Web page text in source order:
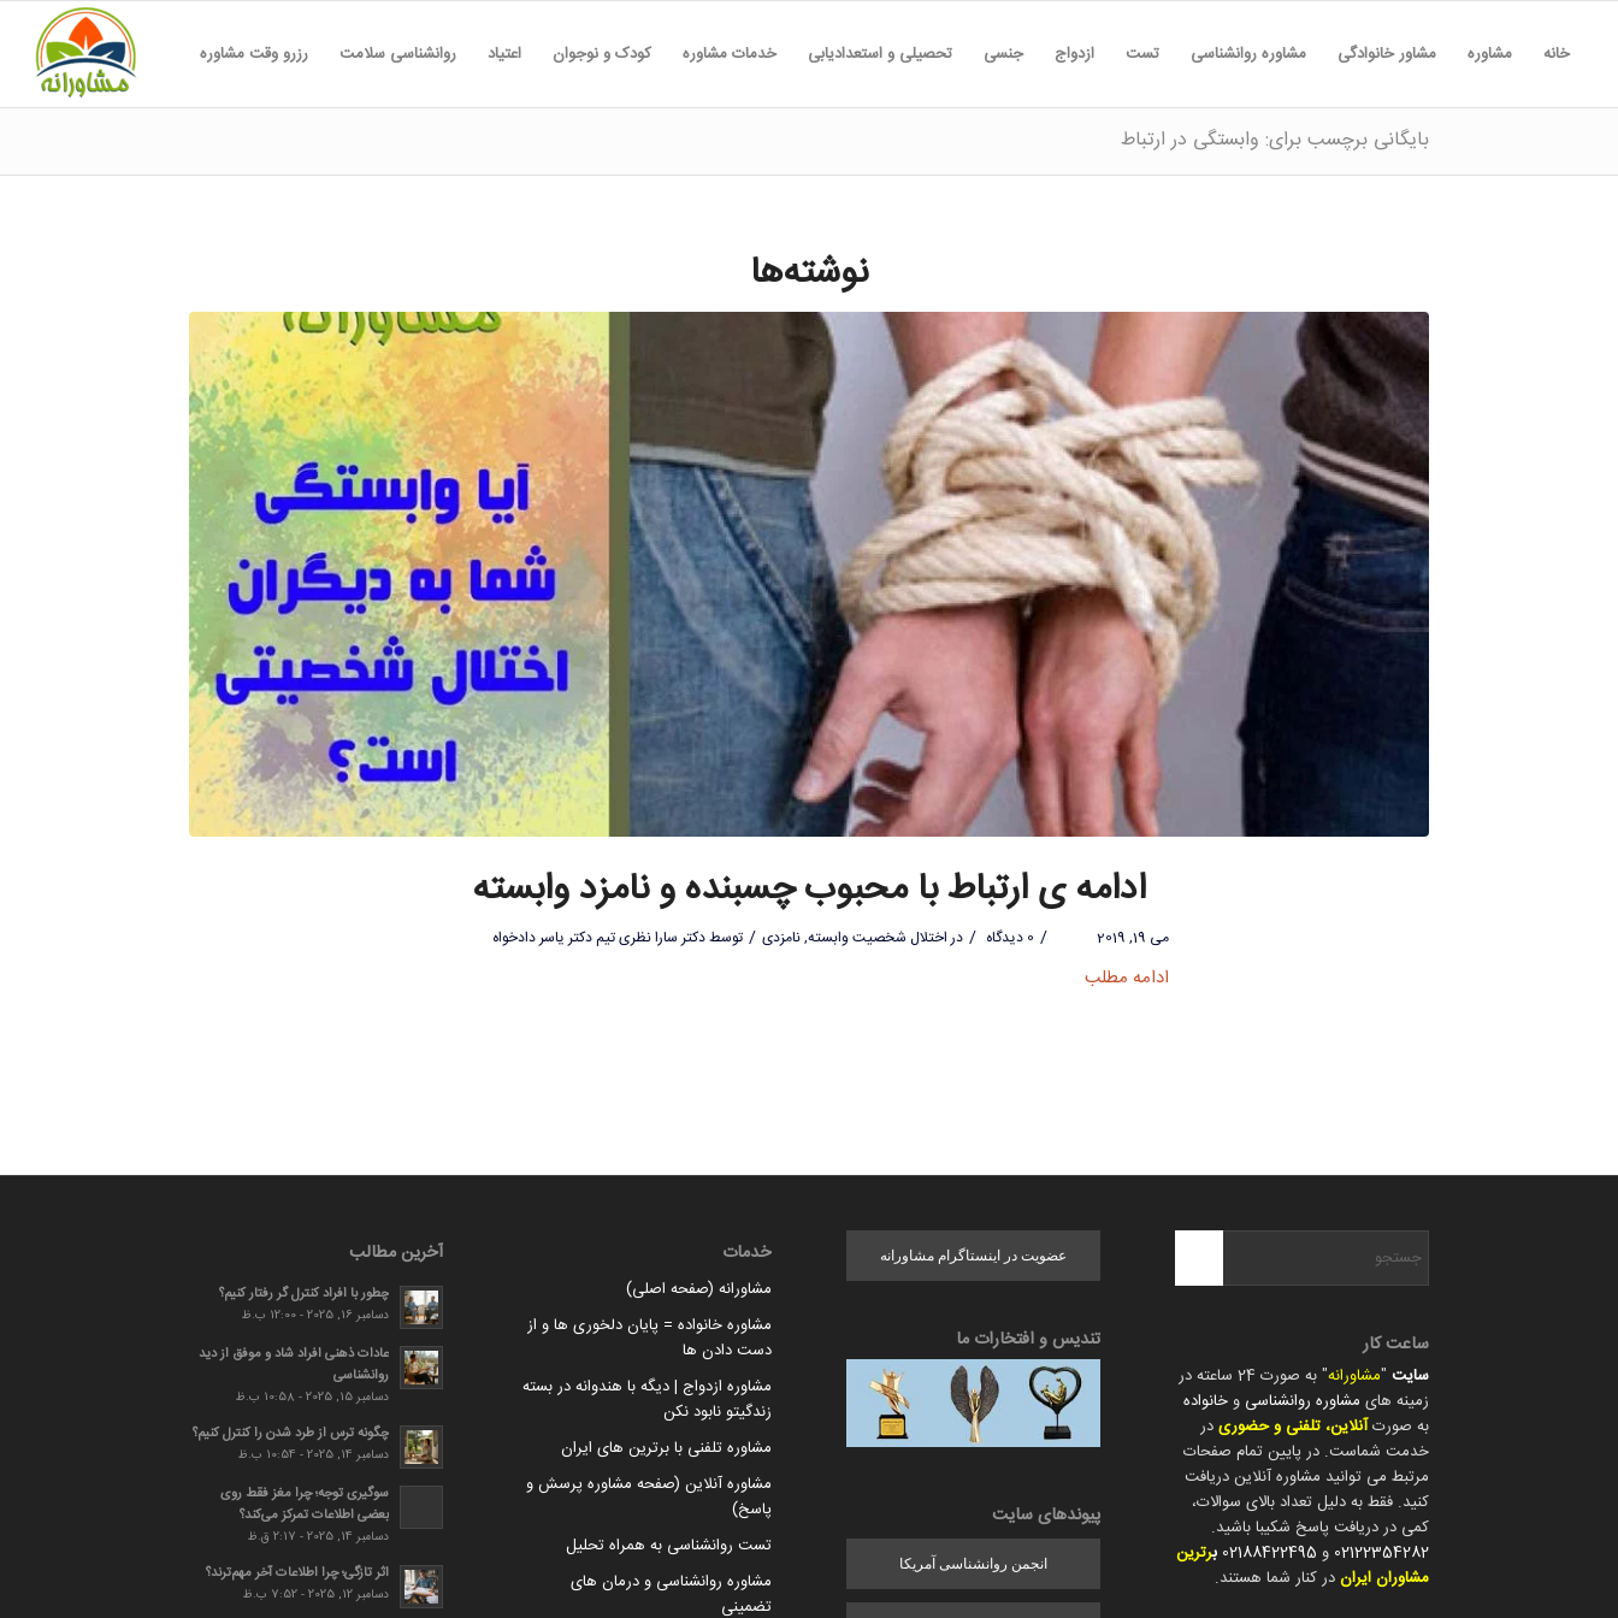
خانه مشاوره مشاور خانوادگی مشاوره روانشناسی تست ازدواج جنسی تحصیلی و استعدادیابی خدمات مشاوره کودک و نوجوان اعتیاد روانشناسی سلامت رزرو وقت مشاوره
بایگانی برچسب برای: وابستگی در ارتباط
نوشته‌ها
ادامه ی ارتباط با محبوب چسبنده و نامزد وابسته
می 19, 2019 / 0 دیدگاه / در اختلال شخصیت وابسته,نامزدی / توسطدکتر سارا نظری تیم دکتر یاسر دادخواه
ادامه مطلب
ساعت کار
سایت "مشاورانه
" به صورت 24 ساعته در
زمینه های مشاوره روانشناسی و خانواده
به صورتآنلاین، تلفنی و حضوریدر
خدمت شماست. در پایین تمام صفحات
مرتبط می توانید مشاوره آنلاین دریافت
کنید. فقط به دلیل تعداد بالای سوالات،
کمی در دریافت پاسخ شکیبا باشید.
02122354282 و 02188422495 برترین
مشاوران ایراندر کنار شما هستند.
عضویت در اینستاگرام مشاورانه
تندیس و افتخارات ما
پیوندهای سایت
انجمن روانشناسی آمریکا
خدمات
مشاورانه (صفحه اصلی)
مشاوره خانواده = پایان دلخوری ها و از
دست دادن ها
مشاوره ازدواج | دیگه با هندوانه در بسته
زندگیتو نابود نکن
مشاوره تلفنی با برترین های ایران
مشاوره آنلاین (صفحه مشاوره پرسش و
پاسخ)
تست روانشناسی به همراه تحلیل
مشاوره روانشناسی و درمان های
تضمینی
آخرین مطالب
چطور با افراد کنترل گر رفتار کنیم؟
دسامبر 16, 2025 - 12:00 ب.ظ
عادات ذهنی افراد شاد و موفق از دید
روانشناسی
دسامبر 15, 2025 - 10:58 ب.ظ
چگونه ترس از طرد شدن را کنترل کنیم؟
دسامبر 14, 2025 - 10:54 ب.ظ
سوگیری توجه؛ چرا مغز فقط روی
بعضی اطلاعات تمرکز می‌کند؟
دسامبر 14, 2025 - 2:17 ق.ظ
اثر تازگی؛ چرا اطلاعات آخر مهم‌ترند؟
دسامبر 12, 2025 - 7:52 ب.ظ